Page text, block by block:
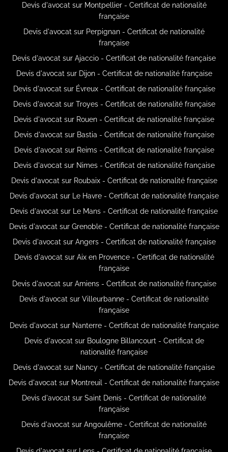
Devis d'avocat sur Montpellier - Certificat de nationalité
française
Devis d'avocat sur Perpignan - Certificat de nationalité
française
Devis d'avocat sur Ajaccio - Certificat de nationalité française
Devis d'avocat sur Dijon - Certificat de nationalité française
Devis d'avocat sur Évreux - Certificat de nationalité française
Devis d'avocat sur Troyes - Certificat de nationalité française
Devis d'avocat sur Rouen - Certificat de nationalité française
Devis d'avocat sur Bastia - Certificat de nationalité française
Devis d'avocat sur Reims - Certificat de nationalité française
Devis d'avocat sur Nimes - Certificat de nationalité française
Devis d'avocat sur Roubaix - Certificat de nationalité française
Devis d'avocat sur Le Havre - Certificat de nationalité française
Devis d'avocat sur Le Mans - Certificat de nationalité française
Devis d'avocat sur Grenoble - Certificat de nationalité française
Devis d'avocat sur Angers - Certificat de nationalité française
Devis d'avocat sur Aix en Provence - Certificat de nationalité
française
Devis d'avocat sur Amiens - Certificat de nationalité française
Devis d'avocat sur Villeurbanne - Certificat de nationalité
française
Devis d'avocat sur Nanterre - Certificat de nationalité française
Devis d'avocat sur Boulogne Billancourt - Certificat de
nationalité française
Devis d'avocat sur Nancy - Certificat de nationalité française
Devis d'avocat sur Montreuil - Certificat de nationalité française
Devis d'avocat sur Saint Denis - Certificat de nationalité
française
Devis d'avocat sur Angoulême - Certificat de nationalité
française